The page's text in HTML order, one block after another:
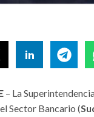
– La
Sector Bancario (